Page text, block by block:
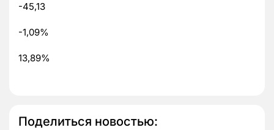
-45,13
-1,09%
13,89%
Поделиться новостью: